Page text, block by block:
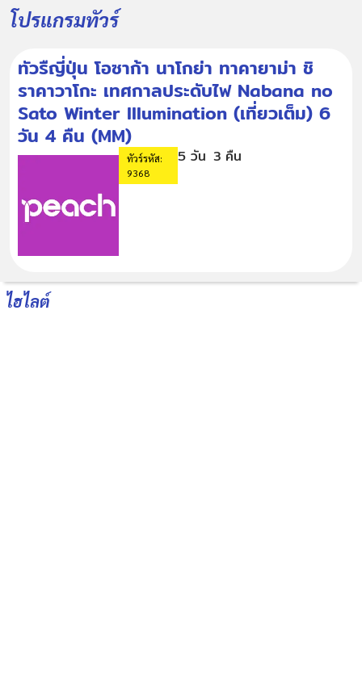
โปรแกรมทัวร์
ทัวรืญี่ปุ่น โอซาก้า นาโกย่า ทาคายาม่า ชิ
ราคาวาโกะ เทศกาลประดับไฟ Nabana no
Sato Winter Illumination (เที่ยวเต็ม) 6
วัน 4 คืน (MM)
ทัวร์รหัส:
9368
5 วัน 3 คืน
ไฮไลต์